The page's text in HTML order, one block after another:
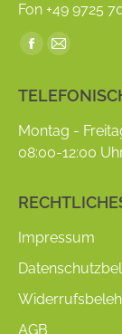
Fon +49 9725
Find us on:
Facebook
opens
in
new
Mail
opens
in
new
Montag -
08:00-12:00
Impressum
AGB